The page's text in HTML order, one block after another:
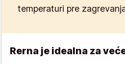
temperaturi pre
Rerna je idealna za